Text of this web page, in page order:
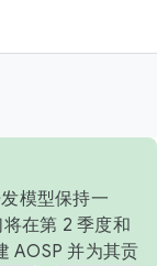
模型保持一
在第 2 季度和
AOSP 并为其贡